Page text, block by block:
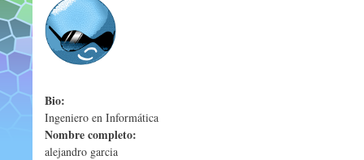
Bio:
Ingeniero en Informática
Nombre completo:
alejandro garcia